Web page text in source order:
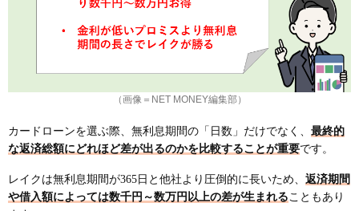
（画像＝NET MONEY編集部）
カードローンを選ぶ際、無利息期間の「日数」だけでなく、 最終的
な返済総額にどれほど差が出るのかを比較することが重要です。
レイクは無利息期間が365日と他社より圧倒的に長いため、 返済期間
や借入額によっては数千円～数万円以上の差が生まれることもあり